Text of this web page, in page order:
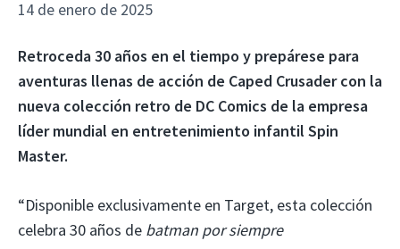
14 de enero de 2025
Retroceda 30 años en el tiempo y prepárese para
aventuras llenas de acción de Caped Crusader con la
nueva colección retro de DC Comics de la empresa
líder mundial en entretenimiento infantil Spin
Master.
“Disponible exclusivamente en Target, esta colección
celebra 30 años de batman por siempre